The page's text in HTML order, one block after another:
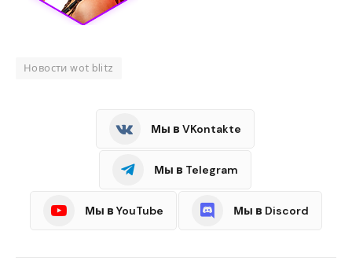
Новости wot blitz
Мы в VKontakte
Мы в Telegram
Мы в YouTube Мы в Discord